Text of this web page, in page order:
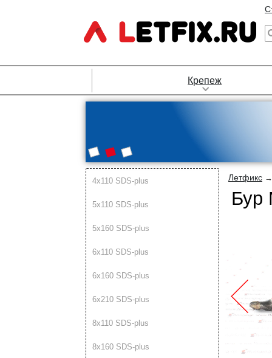
Крепеж
4х110 SDS-plus
5х110 SDS-plus
5х160 SDS-plus
6х110 SDS-plus
6х160 SDS-plus
6х210 SDS-plus
8х110 SDS-plus
8х160 SDS-plus
Летфикс
Бур